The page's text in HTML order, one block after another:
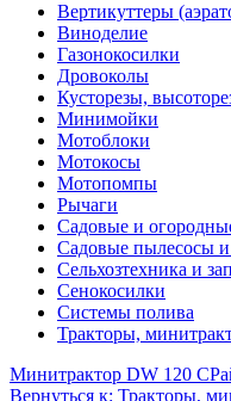
Вертикуттеры
Виноделие
Газонокосилки
Дровоколы
Кусторезы,
Минимойки
Мотоблоки
Мотокосы
Мотопомпы
Рычаги
Садовые и
Садовые пылесосы и
Сельхозтехника и
Сенокосилки
Системы полива
Тракторы,
Минитрактор DW 120 С
Вернуться к: Тракторы,